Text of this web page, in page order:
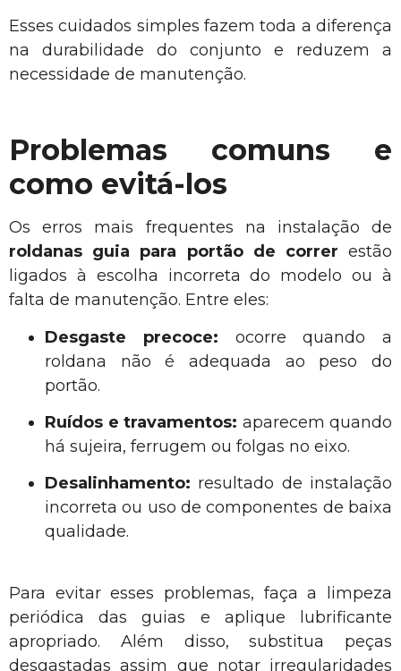
Esses cuidados simples fazem toda a diferença
na durabilidade do conjunto e reduzem a
necessidade de manutenção.
Problemas comuns e
como evitá-los
Os erros mais frequentes na instalação de
roldanas guia para portão de correr estão
ligados à escolha incorreta do modelo ou à
falta de manutenção. Entre eles:
Desgaste precoce: ocorre quando a
roldana não é adequada ao peso do
portão.
Ruídos e travamentos: aparecem quando
há sujeira, ferrugem ou folgas no eixo.
Desalinhamento: resultado de instalação
incorreta ou uso de componentes de baixa
qualidade.
Para evitar esses problemas, faça a limpeza
periódica das guias e aplique lubrificante
apropriado. Além disso, substitua peças
desgastadas assim que notar irregularidades